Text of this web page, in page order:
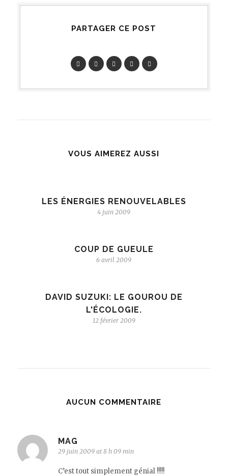
PARTAGER CE POST
VOUS AIMEREZ AUSSI
LES ÉNERGIES RENOUVELABLES
4 juin 2009
COUP DE GUEULE
6 avril 2009
DAVID SUZUKI: LE GOUROU DE
L'ÉCOLOGIE.
12 février 2009
AUCUN COMMENTAIRE
MAG
29 juin 2009 at 8 h 09 min
C’est tout simplement génial !!!!!